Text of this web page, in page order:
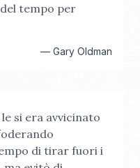
tempo per
— Gary Oldman
si era avvicinato
di tirar fuori i